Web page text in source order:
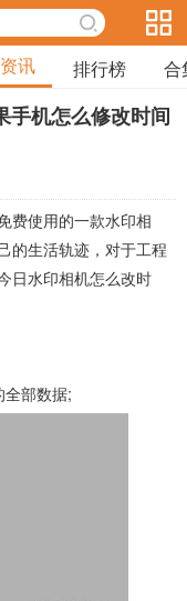
资讯 排行榜 合
手机怎么修改时间
费使用的一款水印相
的生活轨迹，对于工程
日水印相机怎么改时
部数据;